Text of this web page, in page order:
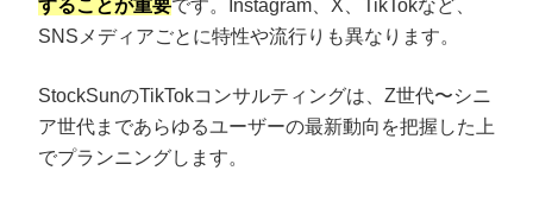
することが重要です。Instagram、X、TikTokなど、
SNSメディアごとに特性や流行りも異なります。
StockSunのTikTokコンサルティングは、Z世代〜シニ
ア世代まであらゆるユーザーの最新動向を把握した上
でプランニングします。